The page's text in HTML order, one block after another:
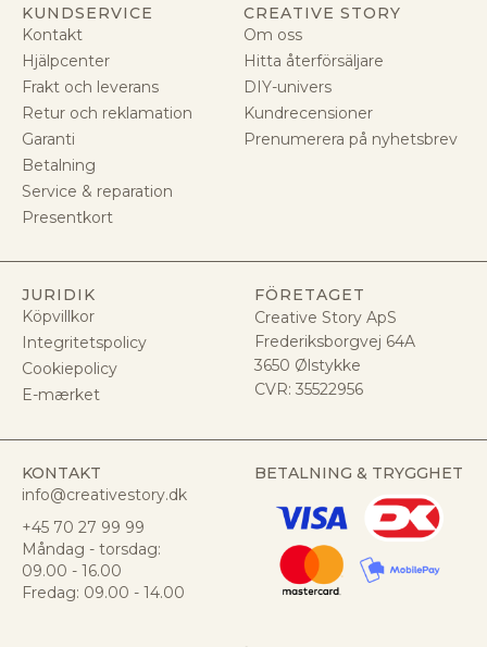
KUNDSERVICE
Kontakt
Hjälpcenter
Frakt och leverans
Retur och reklamation
Garanti
Betalning
Service & reparation
Presentkort
CREATIVE STORY
Om oss
Hitta återförsäljare
DIY-univers
Kundrecensioner
Prenumerera på nyhetsbrev
JURIDIK
Köpvillkor
Integritetspolicy
Cookiepolicy
E-mærket
FÖRETAGET
Creative Story ApS
Frederiksborgvej 64A
3650 Ølstykke
CVR: 35522956
KONTAKT
info@creativestory.dk
+45 70 27 99 99
Måndag - torsdag:
09.00 - 16.00
Fredag: 09.00 - 14.00
BETALNING & TRYGGHET